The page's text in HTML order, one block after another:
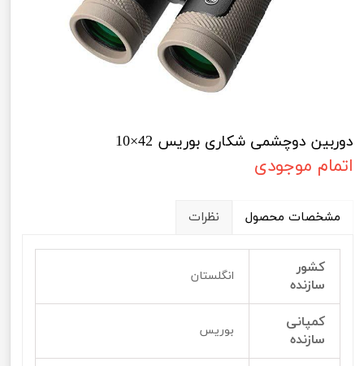
دوربین دوچشمی شکاری بوریس 42×10
اتمام موجودی
مشخصات محصول نظرات
کشور
سازنده
انگلستان
کمپانی
سازنده
بوریس